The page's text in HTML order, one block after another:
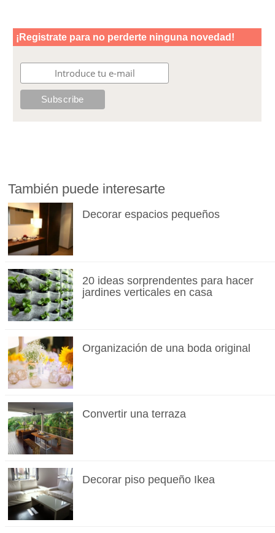
También puede interesarte
Decorar espacios pequeños
20 ideas sorprendentes para hacer
jardines verticales en casa
Organización de una boda original
Convertir una terraza
Decorar piso pequeño Ikea